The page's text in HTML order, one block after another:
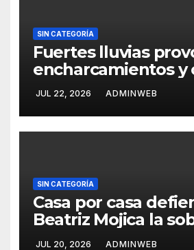
SIN CATEGORÍA
Fuertes lluvias
encharcamientos y
un árbol, sin daños
Acapulco
JUL 22, 2026 ADMINWEB
SIN CATEGORÍA
Casa por casa
Beatriz Mojica la
nacional en Tlapa
JUL 20, 2026 ADMINWEB